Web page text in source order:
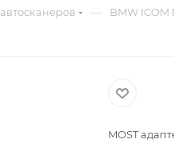
— BMW ICOM
MOST